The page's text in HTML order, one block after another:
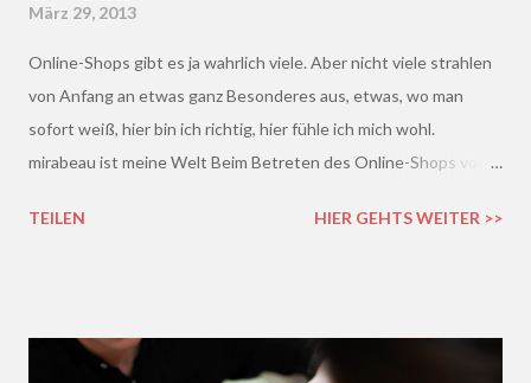
März 29, 2013
Online-Shops gibt es ja wahrlich viele. Aber nicht viele strahlen
von Anfang an etwas ganz Besonderes aus, etwas, wo man
sofort weiß, hier bin ich richtig, hier fühle ich mich wohl.
mirabeau ist meine Welt Beim Betreten des Online-Shops von
Harmonische - ich wusste sofort, hier fühle ich mich wohl :)
TEILEN HIER GEHTS WEITER >>